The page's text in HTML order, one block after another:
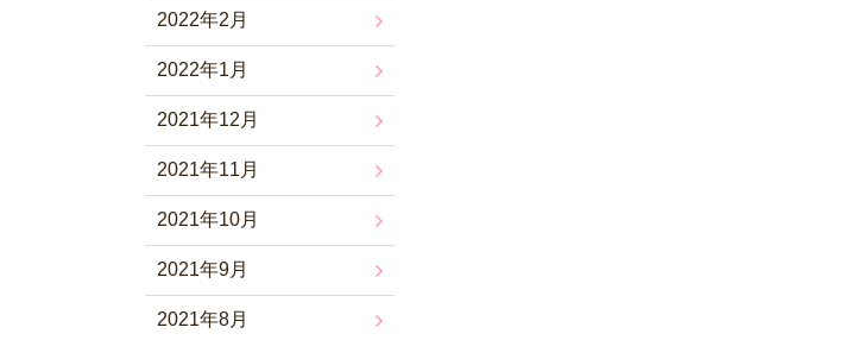
2022年2月
2022年1月
2021年12月
2021年11月
2021年10月
2021年9月
2021年8月